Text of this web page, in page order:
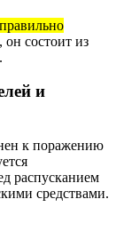
он состоит из
и
к поражению
распусканием
средствами.